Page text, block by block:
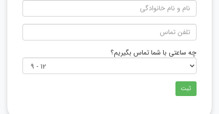
چه ساعتی با شما تماس بگیریم؟
ثبت